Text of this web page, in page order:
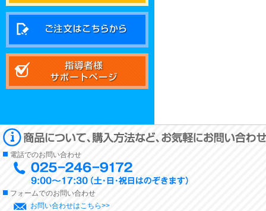
電話でのお問い合わせ
フォームでのお問い合わせ
お問い合わせはこちら>>